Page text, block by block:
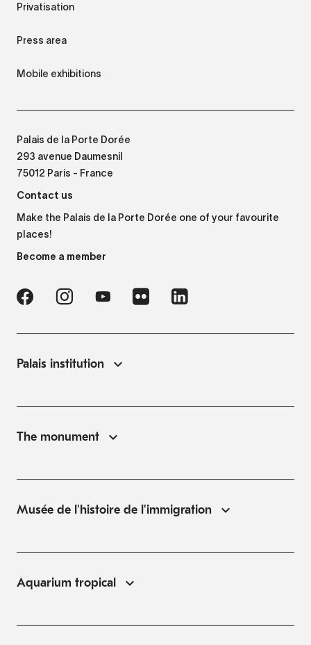
Privatisation
Press area
Mobile exhibitions
Palais de la Porte Dorée
293 avenue Daumesnil
75012 Paris - France
Contact us
Make the Palais de la Porte Dorée one of your favourite
places!
Become a member
Palais institution
The monument
Musée de l'histoire de l'immigration
Aquarium tropical